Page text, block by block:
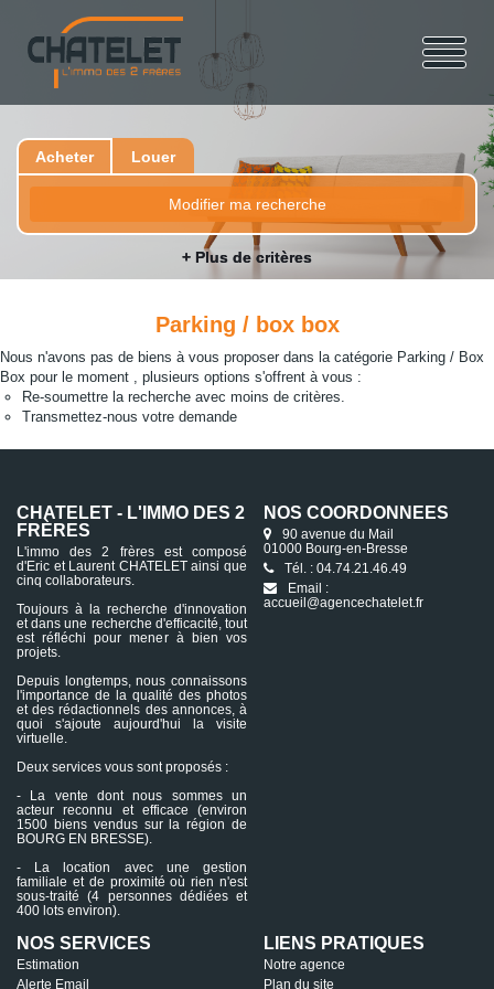
Acheter Louer
Modifier ma recherche
+ Plus de critères
Parking / box box
Nous n'avons pas de biens à vous proposer dans la catégorie Parking / Box
Box pour le moment , plusieurs options s'offrent à vous :
Re-soumettre la recherche avec moins de critères.
Transmettez-nous votre demande
CHATELET - L'IMMO DES 2
FRÈRES
L'immo des 2 frères est composé
d'Eric et Laurent CHATELET ainsi que
cinq collaborateurs.
Toujours à la recherche d'innovation
et dans une recherche d'efficacité, tout
est réfléchi pour mener à bien vos
projets.
Depuis longtemps, nous connaissons
l'importance de la qualité des photos
et des rédactionnels des annonces, à
quoi s'ajoute aujourd'hui la visite
virtuelle.
Deux services vous sont proposés :
- La vente dont nous sommes un
acteur reconnu et efficace (environ
1500 biens vendus sur la région de
BOURG EN BRESSE).
- La location avec une gestion
familiale et de proximité où rien n'est
sous-traité (4 personnes dédiées et
400 lots environ).
NOS COORDONNÉES
90 avenue du Mail
01000 Bourg-en-Bresse
Tél. : 04.74.21.46.49
Email :
accueil@agencechatelet.fr
NOS SERVICES
Estimation
Alerte Email
LIENS PRATIQUES
Notre agence
Plan du site